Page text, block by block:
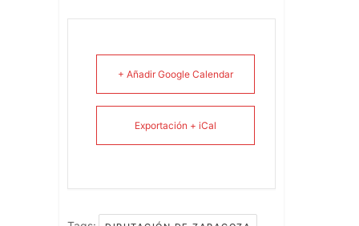
+ Añadir Google Calendar
Exportación + iCal